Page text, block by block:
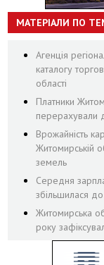
МАТЕРІАЛИ ПО
Агенція
каталогу
області
Платники
перерахували
Врожайність
Житомирській
земель
Середня
збільшилася
Житомирська
року